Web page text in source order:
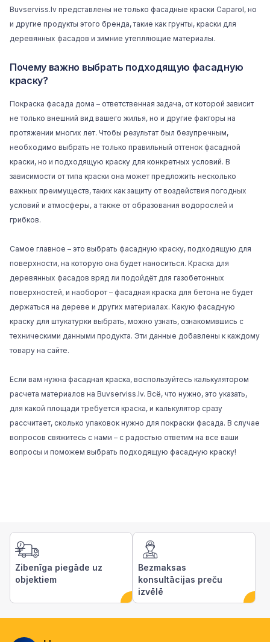
Buvserviss.lv представлены не только фасадные краски Caparol, но
и другие продукты этого бренда, такие как грунты, краски для
деревянных фасадов и зимние утепляющие материалы.
Почему важно выбрать подходящую фасадную
краску?
Покраска фасада дома – ответственная задача, от которой зависит
не только внешний вид вашего жилья, но и другие факторы на
протяжении многих лет. Чтобы результат был безупречным,
необходимо выбрать не только правильный оттенок фасадной
краски, но и подходящую краску для конкретных условий. В
зависимости от типа краски она может предложить несколько
важных преимуществ, таких как защиту от воздействия погодных
условий и атмосферы, а также от образования водорослей и
грибков.
Самое главное – это выбрать фасадную краску, подходящую для
поверхности, на которую она будет наноситься. Краска для
деревянных фасадов вряд ли подойдёт для газобетонных
поверхностей, и наоборот – фасадная краска для бетона не будет
держаться на дереве и других материалах. Какую фасадную
краску для штукатурки выбрать, можно узнать, ознакомившись с
техническими данными продукта. Эти данные добавлены к каждому
товару на сайте.
Если вам нужна фасадная краска, воспользуйтесь калькулятором
расчета материалов на Buvserviss.lv. Всё, что нужно, это указать,
для какой площади требуется краска, и калькулятор сразу
рассчитает, сколько упаковок нужно для покраски фасада. В случае
вопросов свяжитесь с нами – с радостью ответим на все ваши
вопросы и поможем выбрать подходящую фасадную краску!
Zibenīga piegāde uz
objektiem
Bezmaksas
konsultācijas preču
izvēlē